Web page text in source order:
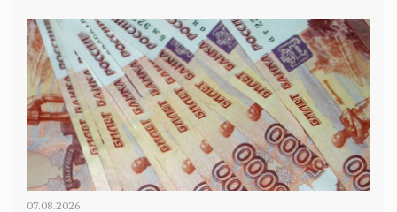
07.08.2026